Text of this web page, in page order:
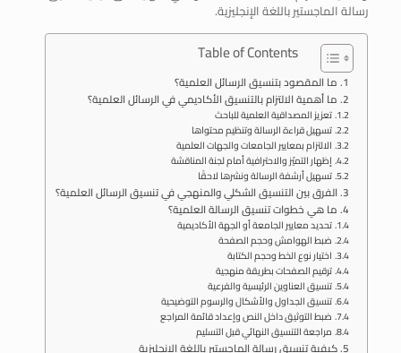
رسالة الماجستير باللغة الإنجليزية.
Table of Contents
ما المقصود بتنسيق الرسائل العلمية؟
ما أهمية الالتزام بالتنسيق الأكاديمي في الرسائل العلمية؟
تعزيز المصداقية العلمية للباحث
تسهيل قراءة الرسالة وتنظيم محتواها
الالتزام بمعايير الجامعات والجهات العلمية
إظهار التميّز والاحترافية أمام لجنة المناقشة
تسهيل أرشفة الرسالة ونشرها لاحقًا
الفرق بين التنسيق الشكلي والمنهجي في تنسيق الرسائل العلمية؟
ما هي خطوات تنسيق الرسالة العلمية؟
تحديد معايير الجامعة أو الجهة الأكاديمية
ضبط الهوامش وحجم الصفحة
اختيار نوع الخط وحجم الكتابة
ترقيم الصفحات بطريقة منهجية
تنسيق العناوين الرئيسية والفرعية
تنسيق الجداول والأشكال والرسوم التوضيحية
ضبط التوثيق داخل النص وإعداد قائمة المراجع
مراجعة التنسيق النهائي قبل التسليم
كيفية تنسيق رسالة الماجستير باللغة الإنجليزية